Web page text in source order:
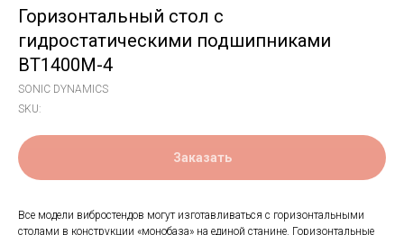
Горизонтальный стол с
гидростатическими подшипниками
BT1400M-4
SONIC DYNAMICS
SKU:
Заказать
Все модели вибростендов могут изготавливаться с горизонтальными
столами в конструкции «монобаза» на единой станине. Горизонтальные